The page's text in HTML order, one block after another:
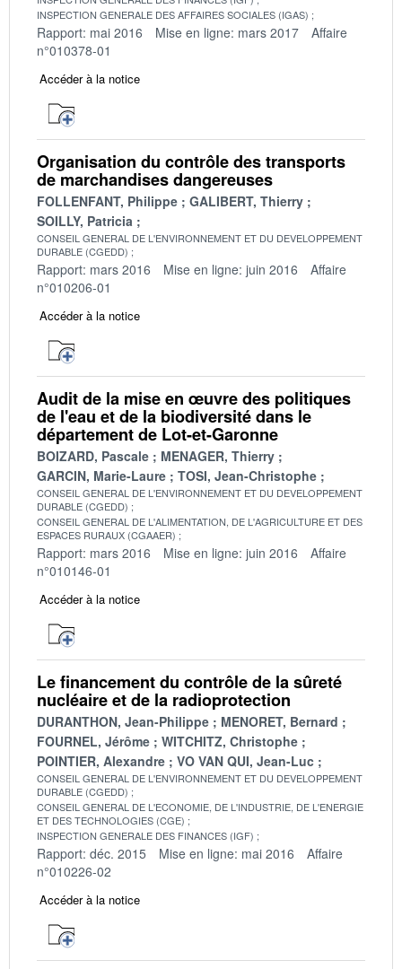
INSPECTION GENERALE DES AFFAIRES SOCIALES (IGAS)
Rapport: mai 2016 Mise en ligne: mars 2017
Affaire
n°010378-01
Accéder à la notice
Organisation du contrôle des transports
de marchandises dangereuses
FOLLENFANT, Philippe
GALIBERT, Thierry
SOILLY, Patricia
CONSEIL GENERAL DE L'ENVIRONNEMENT ET DU DEVELOPPEMENT
DURABLE (CGEDD)
Rapport: mars 2016 Mise en ligne: juin 2016
Affaire
n°010206-01
Accéder à la notice
Audit de la mise en œuvre des politiques
de l'eau et de la biodiversité dans le
département de Lot-et-Garonne
BOIZARD, Pascale
MENAGER, Thierry
GARCIN, Marie-Laure
TOSI, Jean-Christophe
CONSEIL GENERAL DE L'ENVIRONNEMENT ET DU DEVELOPPEMENT
DURABLE (CGEDD)
CONSEIL GENERAL DE L'ALIMENTATION, DE L'AGRICULTURE ET DES
ESPACES RURAUX (CGAAER)
Rapport: mars 2016 Mise en ligne: juin 2016
Affaire
n°010146-01
Accéder à la notice
Le financement du contrôle de la sûreté
nucléaire et de la radioprotection
DURANTHON, Jean-Philippe
MENORET, Bernard
FOURNEL, Jérôme
WITCHITZ, Christophe
POINTIER, Alexandre
VO VAN QUI, Jean-Luc
CONSEIL GENERAL DE L'ENVIRONNEMENT ET DU DEVELOPPEMENT
DURABLE (CGEDD)
CONSEIL GENERAL DE L'ECONOMIE, DE L'INDUSTRIE, DE L'ENERGIE
ET DES TECHNOLOGIES (CGE)
INSPECTION GENERALE DES FINANCES (IGF)
Rapport: déc. 2015 Mise en ligne: mai 2016
Affaire
n°010226-02
Accéder à la notice